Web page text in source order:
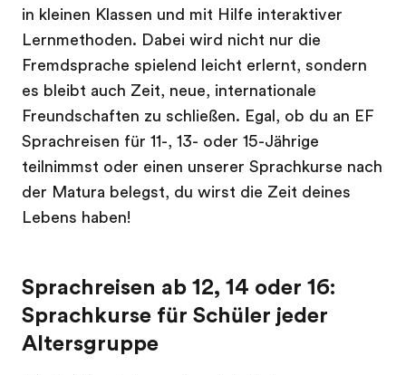
in kleinen Klassen und mit Hilfe interaktiver
Lernmethoden. Dabei wird nicht nur die
Fremdsprache spielend leicht erlernt, sondern
es bleibt auch Zeit, neue, internationale
Freundschaften zu schließen. Egal, ob du an EF
Sprachreisen für 11-, 13- oder 15-Jährige
teilnimmst oder einen unserer Sprachkurse nach
der Matura belegst, du wirst die Zeit deines
Lebens haben!
Sprachreisen ab 12, 14 oder 16:
Sprachkurse für Schüler jeder
Altersgruppe